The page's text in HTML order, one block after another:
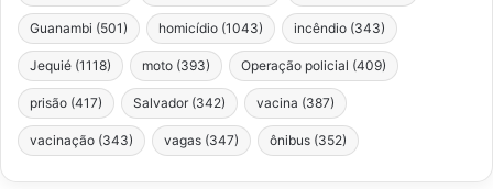
Guanambi (501) homicídio (1043) incêndio (343)
Jequié (1118) moto (393) Operação policial (409)
prisão (417) Salvador (342) vacina (387)
vacinação (343) vagas (347) ônibus (352)